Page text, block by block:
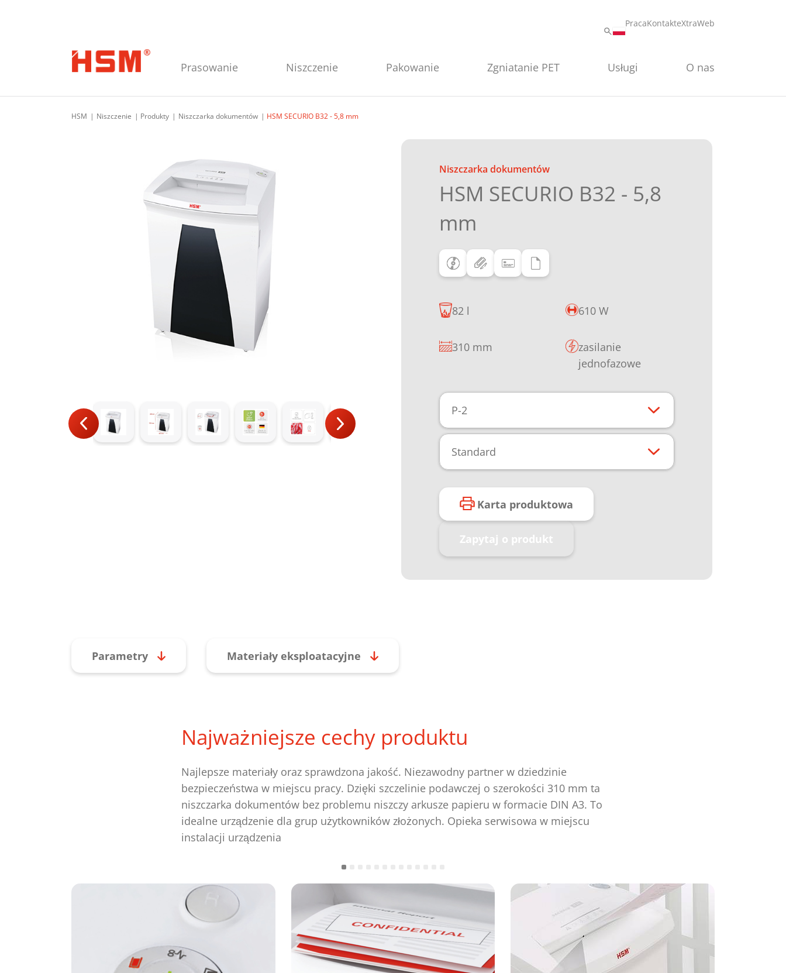
PracaKontakteXtraWeb
Prasowanie Niszczenie Pakowanie Zgniatanie PET Usługi O nas
HSM Niszczenie Produkty Niszczarka dokumentów HSM SECURIO B32 - 5,8 mm
Niszczarka dokumentów
HSM SECURIO B32 - 5,8
mm
82 l 610 W
310 mm
zasilanie
jednofazowe
P-2
Standard
Karta produktowa
Zapytaj o produkt
Parametry Materiały eksploatacyjne
Najważniejsze cechy produktu
Najlepsze materiały oraz sprawdzona jakość. Niezawodny partner w dziedzinie
bezpieczeństwa w miejscu pracy. Dzięki szczelinie podawczej o szerokości 310 mm ta
niszczarka dokumentów bez problemu niszczy arkusze papieru w formacie DIN A3. To
idealne urządzenie dla grup użytkowników złożonych. Opieka serwisowa w miejscu
instalacji urządzenia